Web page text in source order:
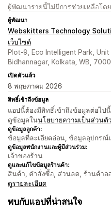
ผู้พัฒนารายนี้ไม่มีการช่วยเหลือโด
ผู้พัฒนา
Webskitters Technology
เว็บไซต์
Plot-9, Eco Intelligent Park,
Bidhannagar, Kolkata, WB,
เปิดตัวแล้ว
8 พฤษภาคม 2026
สิทธิ์เข้าถึงข้อมูล
แอปนี้ต้องมีสิทธิ์เข้าถึงข้อมูลต่อไป
ดูข้อมูลในนโยบายความเป็นส่วนตัว
ดูข้อมูลลูกค้า:
ข้อมูลที่ละเอียดอ่อน, ข้อมูลอุปกรณ์
ดูข้อมูลพนักงานและผู้มีส่วนร่วม:
เจ้าของร้าน
ดูและแก้ไขข้อมูลร้านค้า:
สินค้า, คำสั่งซื้อ, ส่วนลด, ร้านค้า
ดูรายละเอียด
พบกับแอปที่น่าสนใจ